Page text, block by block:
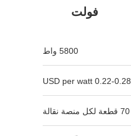
فولت
5800 واط
0.22-0.28 USD per watt
70 قطعة لكل منصة نقالة